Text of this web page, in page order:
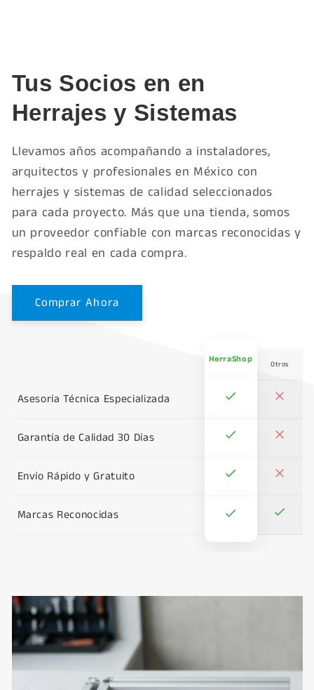
Tus Socios en en
Herrajes y Sistemas
Llevamos años acompañando a instaladores,
arquitectos y profesionales en México con
herrajes y sistemas de calidad seleccionados
para cada proyecto. Más que una tienda, somos
un proveedor confiable con marcas reconocidas y
respaldo real en cada compra.
Comprar Ahora
HerraShop Otros
Asesoría Técnica Especializada
Garantía de Calidad 30 Días
Envío Rápido y Gratuito
Marcas Reconocidas